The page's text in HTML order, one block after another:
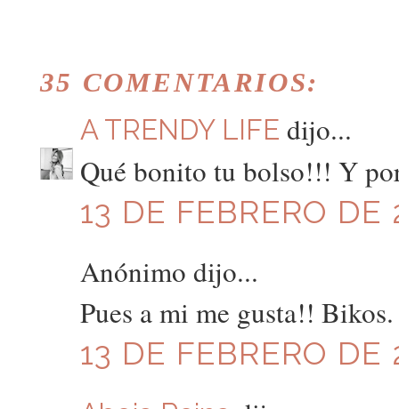
35 COMENTARIOS:
A TRENDY LIFE dijo...
Qué bonito tu bolso!!! Y
13 DE FEBRERO
Anónimo dijo...
Pues a mi me gusta!!
13 DE FEBRERO